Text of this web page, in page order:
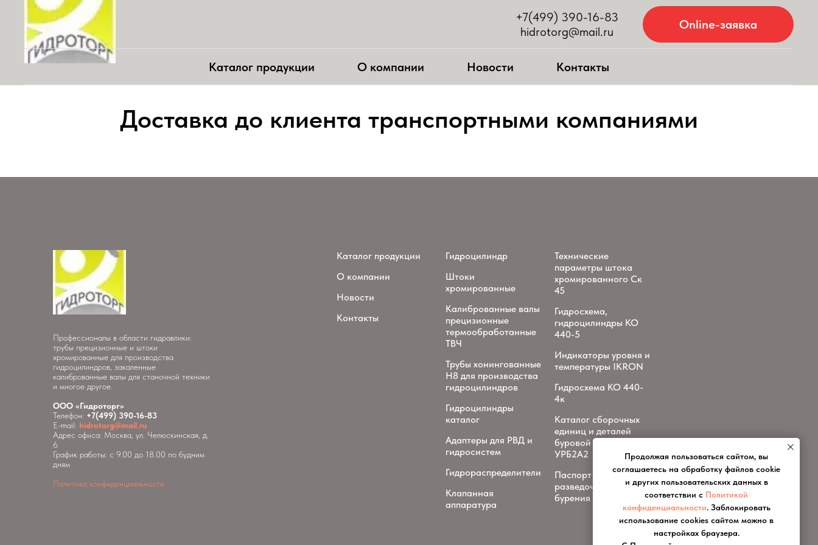
+7(499) 390-16-83
hidrotorg@mail.ru
Online-заявка
Каталог продукции О компании Новости Контакты
Доставка до клиента транспортными компаниями
Продолжая пользоваться сайтом, вы
соглашаетесь на обработку файлов cookie
и других пользовательских данных в
соответствии с Политикой
конфиденциальности. Заблокировать
использование cookies сайтом можно в
настройках браузера.
Профессионалы в области гидравлики:
трубы прецизионные и штоки
хромированные для производства
гидроцилиндров, закаленные
калиброванные валы для станочной техники
и многое другое.
ООО «Гидроторг»
Телефон: +7(499) 390-16-83
E-mail: hidrotorg@mail.ru
Адрес офиса: Москва, ул. Челюскинская, д.
6
График работы: с 9.00 до 18.00 по будним
дням
Политика конфиденциальности
Каталог продукции
О компании
Новости
Контакты
Гидроцилиндр
Штоки
хромированные
Калиброванные валы
прецизионные
термообработанные
ТВЧ
Трубы хонингованные
H8 для производства
гидроцилиндров
Гидроцилиндры
каталог
Адаптеры для РВД и
гидросистем
Гидрораспределители
Клапанная
аппаратура
Технические
параметры штока
хромированного Ск
45
Гидросхема,
гидроцилиндры КО
440-5
Индикаторы уровня и
температуры IKRON
Гидросхема КО 440-
4к
Каталог сборочных
единиц и деталей
буровой установки
УРБ2А2
Паспорт установки
разведочного
бурения УРБ-2А-2